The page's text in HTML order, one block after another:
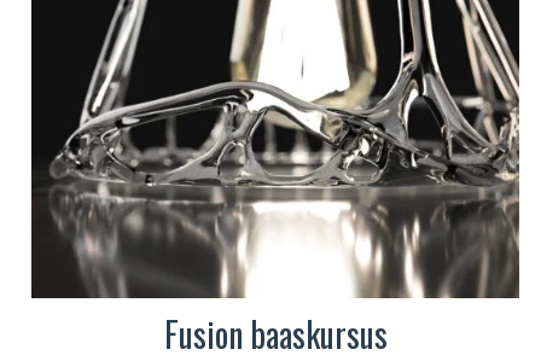
Fusion baaskursus